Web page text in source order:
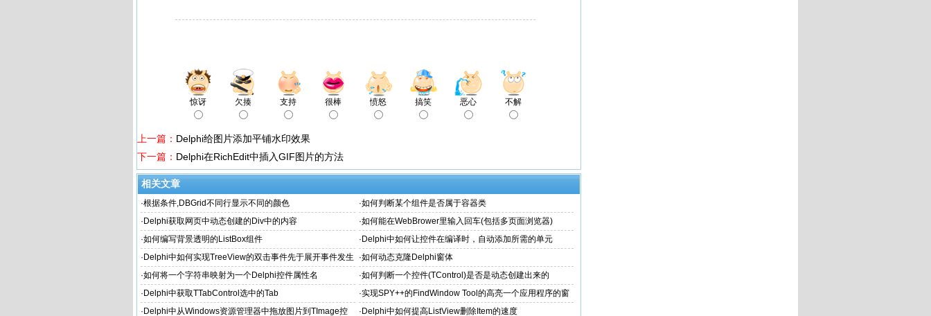
惊讶 欠揍 支持 很棒 愤怒 搞笑 恶心 不解
上一篇： Delphi给图片添加平铺水印效果
下一篇： Delphi在RichEdit中插入GIF图片的方法
相关文章
·根据条件,DBGrid不同行显示不同的颜色 ·如何判断某个组件是否属于容器类
· Delphi获取网页中动态创建的Div中的内容 ·如何能在WebBrower里输入回车(包括多页面浏览器)
·如何编写背景透明的ListBox组件 · Delphi中如何让控件在编译时，自动添加所需的单元
· Delphi中如何实现TreeView的双击事件先于展开事件发生 ·如何动态克隆Delphi窗体
·如何将一个字符串映射为一个Delphi控件属性名 ·如何判断一个控件(TControl)是否是动态创建出来的
· Delphi中获取TTabControl选中的Tab ·实现SPY++的FindWindow Tool的高亮一个应用程序的窗
体或内部Object的边缘
· Delphi中从Windows资源管理器中拖放图片到TImage控
· Delphi中如何提高ListView删除Item的速度